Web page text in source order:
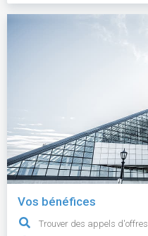
Vos bénéfices
Trouver des appels d'offres